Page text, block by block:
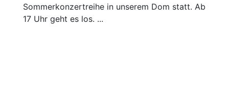
Sommerkonzertreihe in unserem Dom statt. Ab
17 Uhr geht es los. ...